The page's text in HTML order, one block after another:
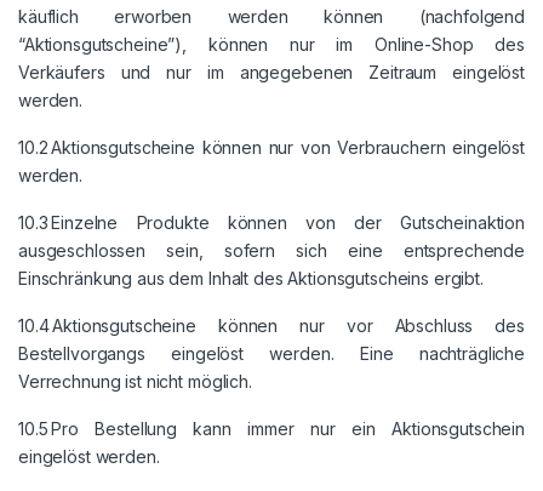
käuflich erworben werden können (nachfolgend
“Aktionsgutscheine”), können nur im Online-Shop des
Verkäufers und nur im angegebenen Zeitraum eingelöst
werden.
10.2 Aktionsgutscheine können nur von Verbrauchern eingelöst
werden.
10.3 Einzelne Produkte können von der Gutscheinaktion
ausgeschlossen sein, sofern sich eine entsprechende
Einschränkung aus dem Inhalt des Aktionsgutscheins ergibt.
10.4 Aktionsgutscheine können nur vor Abschluss des
Bestellvorgangs eingelöst werden. Eine nachträgliche
Verrechnung ist nicht möglich.
10.5 Pro Bestellung kann immer nur ein Aktionsgutschein
eingelöst werden.